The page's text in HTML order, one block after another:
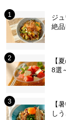
ジ
絶
【
8選
【
し